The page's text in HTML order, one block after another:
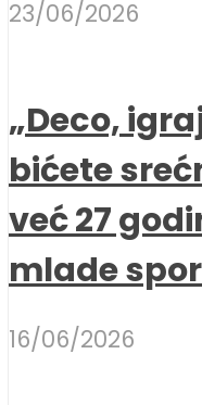
23/06/2026
„Deco,
bićete
već 27
mlade
16/06/2026